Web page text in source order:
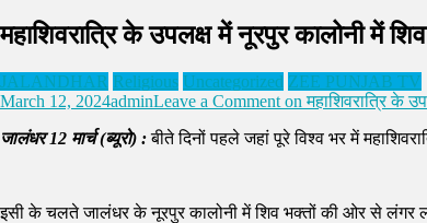
महाशिवरात्रि के उपलक्ष में नूरपुर कालोनी में
JALANDHAR Religious Uncategorized ZEE PUNJAB TV
March 12, 2024adminLeave a Comment on महाशिवरात्रि के
जालंधर 12 मार्च (ब्यूरो) : बीते दिनों पहले जहां पूरे विश्व भर में
इसी के चलते जालंधर के नूरपुर कालोनी में शिव भक्तों की ओर से लंगर